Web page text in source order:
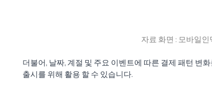
자료 화면 : 모바일
더불어, 날짜, 계절 및 주요 이벤트에 따른 결제 패턴 변
출시를 위해 활용 할 수 있습니다.